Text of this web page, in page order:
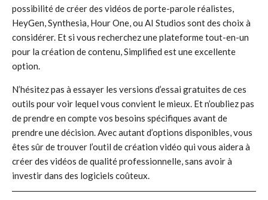
possibilité de créer des vidéos de porte-parole réalistes,
HeyGen, Synthesia, Hour One, ou AI Studios sont des choix à
considérer. Et si vous recherchez une plateforme tout-en-un
pour la création de contenu, Simplified est une excellente
option.
N’hésitez pas à essayer les versions d’essai gratuites de ces
outils pour voir lequel vous convient le mieux. Et n’oubliez pas
de prendre en compte vos besoins spécifiques avant de
prendre une décision. Avec autant d’options disponibles, vous
êtes sûr de trouver l’outil de création vidéo qui vous aidera à
créer des vidéos de qualité professionnelle, sans avoir à
investir dans des logiciels coûteux.